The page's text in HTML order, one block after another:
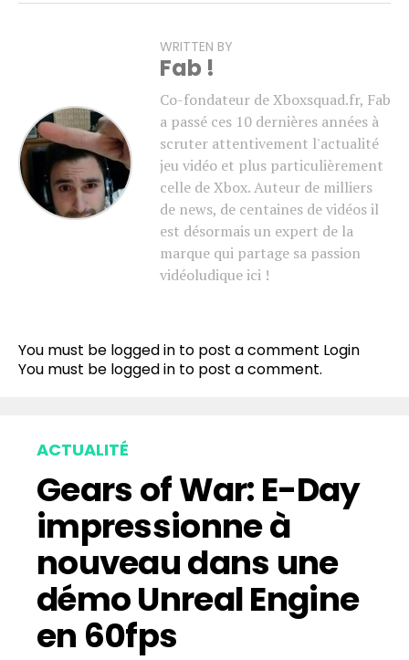
WRITTEN BY
Fab !
Co-fondateur de Xboxsquad.fr, Fab
a passé ces 10 dernières années à
scruter attentivement l'actualité
jeu vidéo et plus particulièrement
celle de Xbox. Auteur de milliers
de news, de centaines de vidéos il
est désormais un expert de la
marque qui partage sa passion
vidéoludique ici !
You must be logged in to post a comment Login
You must be logged in to post a comment.
ACTUALITÉ
Gears of War: E-Day
impressionne à
nouveau dans une
démo Unreal Engine
en 60fps